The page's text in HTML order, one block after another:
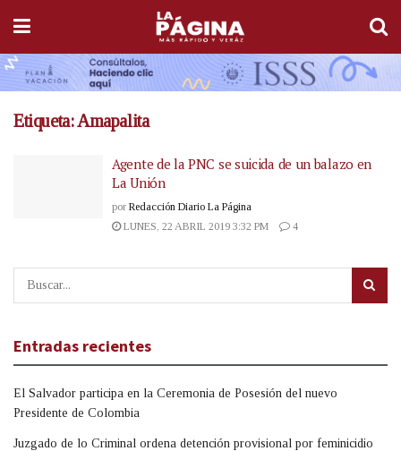
Etiqueta:Amapalita
Agente de la PNC se suicida de un balazo en
La Unión
por Redacción Diario La Página
LUNES, 22 ABRIL 2019 3:32 PM
4
Entradas recientes
El Salvador participa en la Ceremonia de Posesión del nuevo
Presidente de Colombia
Juzgado de lo Criminal ordena detención provisional por feminicidio